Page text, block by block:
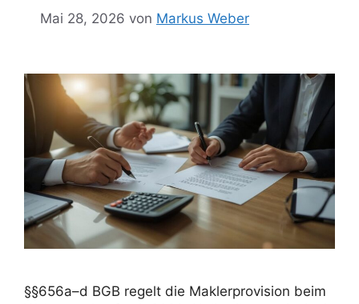
Mai 28, 2026 von Markus Weber
§§656a–d BGB regelt die Maklerprovision beim